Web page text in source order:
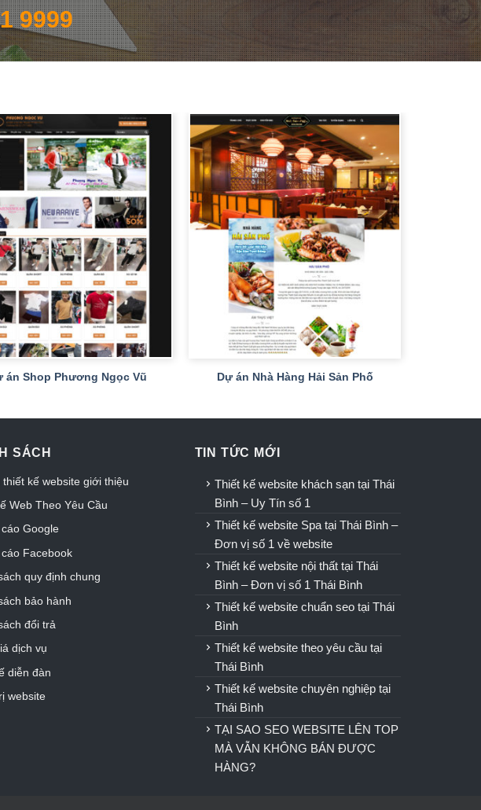
9999
án Shop Phương Ngọc Vũ Dự án Nhà Hàng Hải Sản Phố
SÁCH
thiết kế website giới thiệu
Web Theo Yêu Cầu
Google
Facebook
quy định chung
bảo hành
đổi trả
dịch vụ
diễn đàn
website
TIN TỨC MỚI
Thiết kế website khách sạn tại Thái
Bình – Uy Tín số 1
Thiết kế website Spa tại Thái Bình –
Đơn vị số 1 về website
Thiết kế website nội thất tại Thái
Bình – Đơn vị số 1 Thái Bình
Thiết kế website chuẩn seo tại Thái
Bình
Thiết kế website theo yêu cầu tại
Thái Bình
Thiết kế website chuyên nghiệp tại
Thái Bình
TẠI SAO SEO WEBSITE LÊN TOP
MÀ VẪN KHÔNG BÁN ĐƯỢC
HÀNG?